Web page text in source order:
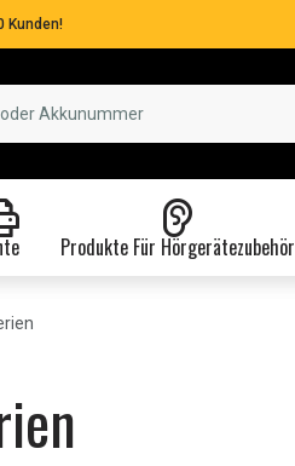
Kunden!
Produkte Für Hörgerätezubehör